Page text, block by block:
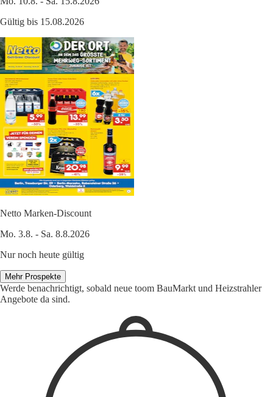
Gültig bis 15.08.2026
Netto Marken-Discount
Mo. 3.8. - Sa. 8.8.2026
Nur noch heute gültig
Mehr Prospekte
Werde benachrichtigt, sobald neue toom BauMarkt und Heizstrahler
Angebote da sind.